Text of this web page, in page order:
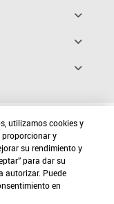
utilizamos cookies y
proporcionar y
su rendimiento y
para dar su
autorizar. Puede
en